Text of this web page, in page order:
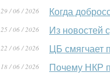
29 / 06 / 2026 Когда
25 / 06 / 2026 Из новостей
22 / 06 / 2026 ЦБ смягчает
18 / 06 / 2026 Почему НКР